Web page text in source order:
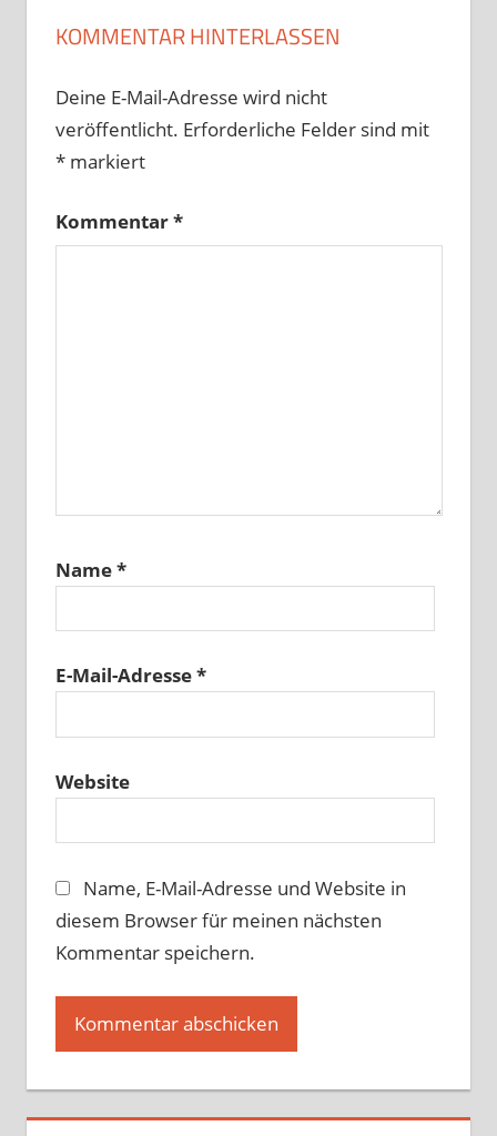
KOMMENTAR HINTERLASSEN
Deine E-Mail-Adresse wird nicht
veröffentlicht. Erforderliche Felder sind mit
*markiert
Kommentar*
Name*
E-Mail-Adresse*
Website
Name, E-Mail-Adresse und Website in
diesem Browser für meinen nächsten
Kommentar speichern.